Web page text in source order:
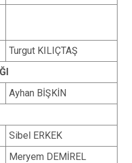
Turgut KILIÇTAŞ
Ayhan BİŞKİN
Sibel ERKEK
Meryem DEMİREL